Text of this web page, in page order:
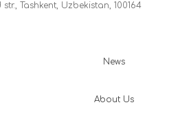
Tashkent, Uzbekistan, 100164
News
About Us